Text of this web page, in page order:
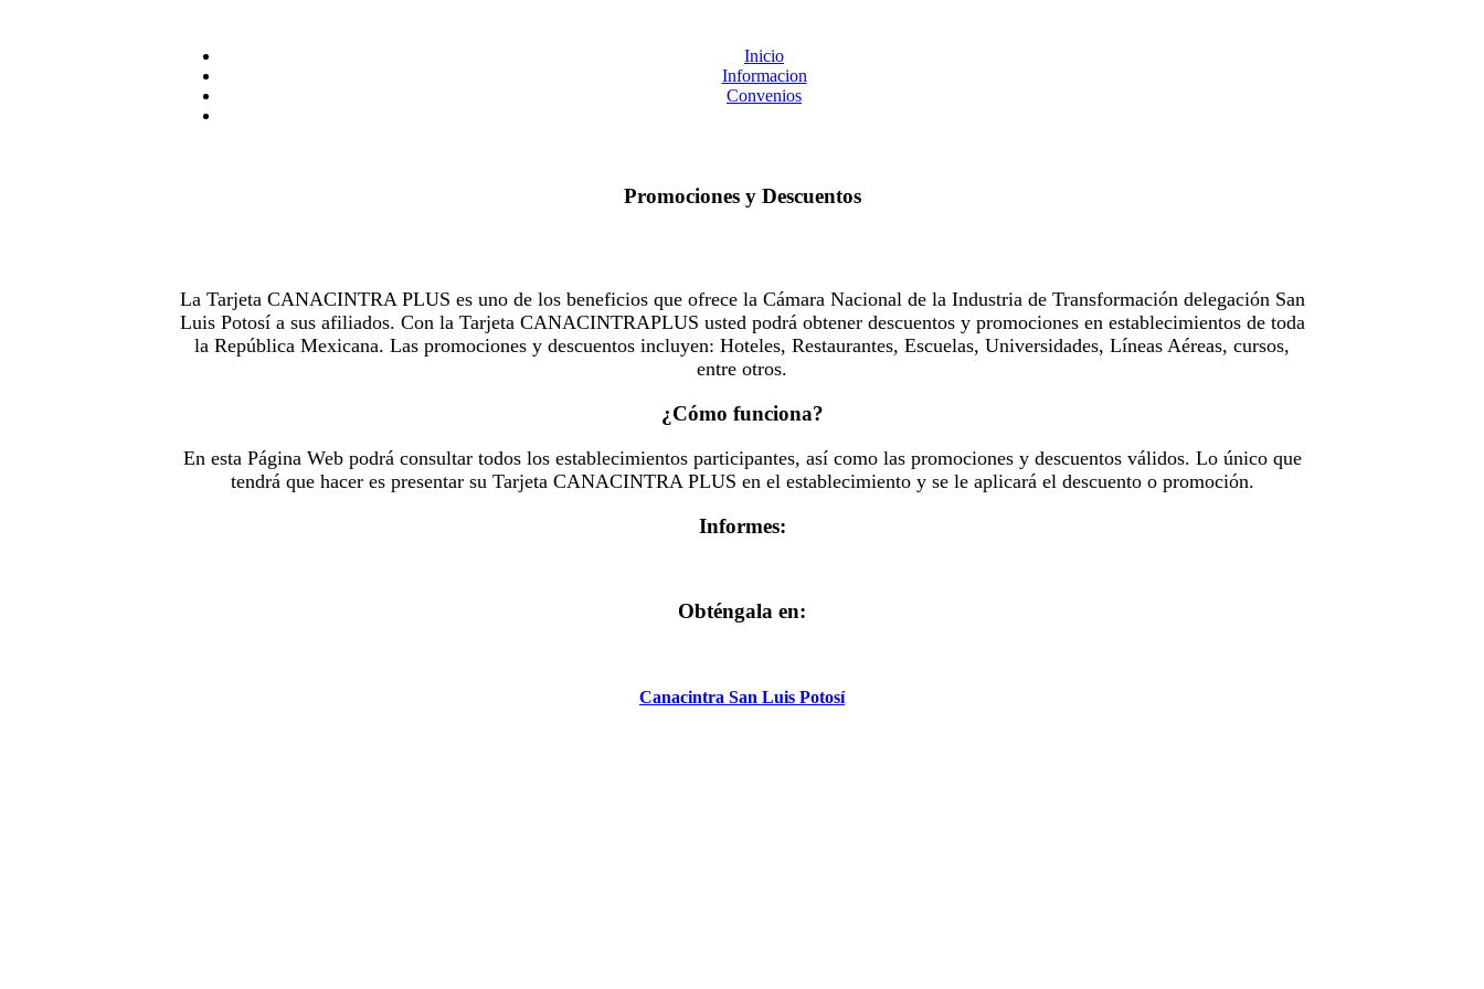
Inicio
Informacion
Convenios
Promociones y Descuentos
La Tarjeta CANACINTRA PLUS es uno de los beneficios que ofrece la Cámara Nacional de la Industria de Transformación delegación San
Luis Potosí a sus afiliados. Con la Tarjeta CANACINTRAPLUS usted podrá obtener descuentos y promociones en establecimientos de toda
la República Mexicana. Las promociones y descuentos incluyen: Hoteles, Restaurantes, Escuelas, Universidades, Líneas Aéreas, cursos,
entre otros.
¿Cómo funciona?
En esta Página Web podrá consultar todos los establecimientos participantes, así como las promociones y descuentos válidos. Lo único que
tendrá que hacer es presentar su Tarjeta CANACINTRA PLUS en el establecimiento y se le aplicará el descuento o promoción.
Informes:
Obténgala en:
Canacintra San Luis Potosí